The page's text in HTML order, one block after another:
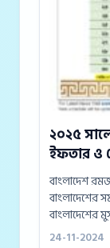
২০২৫
ইফতার ও
বাংলাদেশ
বাংলাদেশের
বাংলাদেশের
করে দিয়েছে।
24-11-2024